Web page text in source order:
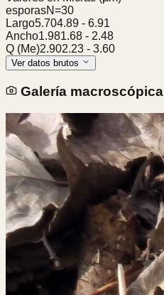
esporasN=30
Largo5.704.89 - 6.91
Ancho1.981.68 - 2.48
Q (Me)2.902.23 - 3.60
Ver datos brutos
Galería macroscópica